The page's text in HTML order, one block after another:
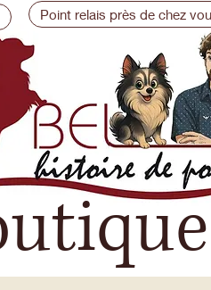
Point relais près de chez